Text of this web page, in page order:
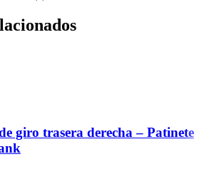
giro trasera derecha – Patinete